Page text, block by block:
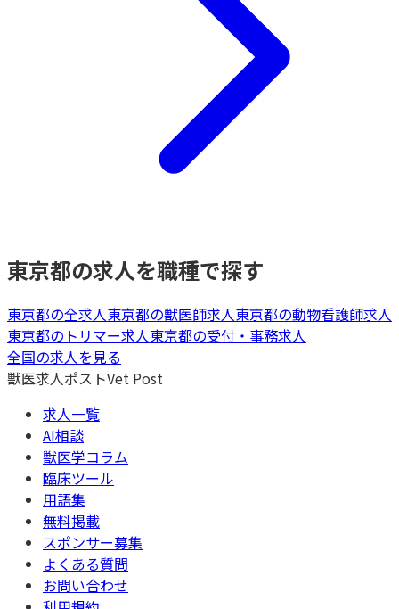
東京都の求人を職種で探す
東京都の全求人東京都の獣医師求人東京都の動物看護師求人
東京都の トリマー求人東京都の受付・事務求人
全国の求人を見る
獣医求人ポストVet Post
求人一覧
AI相談
獣医学コラム
臨床ツール
用語集
無料掲載
スポンサー募集
よくある質問
お問い合わせ